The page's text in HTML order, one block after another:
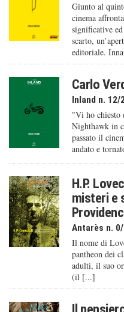
Giunto al
cinema
significative
scarto,
editoriale.
Carlo
Inland n. 12/
"Vi ho chiesto
Nighthawk in
passato il
andato e
H.P.
misteri e
Antarès n. 0/
Il nome di
pantheon dei
adulti, il suo
(il [...]